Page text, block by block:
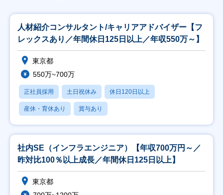
人材紹介コンサルタント/キャリアアドバイザー【フ
レックスあり／年間休日125日以上／年収550万～】
東京都
550万~700万
正社員採用 土日祝休み 休日120日以上
産休・育休あり 賞与あり
社内SE（インフラエンジニア）【年収700万円～／
昨対比100％以上成長／年間休日125日以上】
東京都